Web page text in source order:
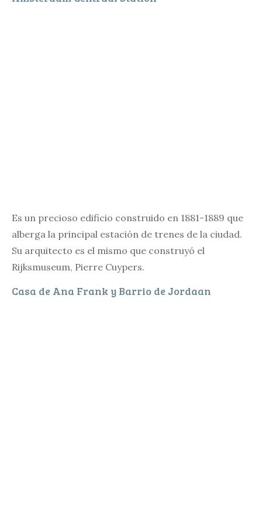
Es un precioso edificio construido en 1881-1889 que
alberga la principal estación de trenes de la ciudad.
Su arquitecto es el mismo que construyó el
Rijksmuseum, Pierre Cuypers.
Casa de Ana Frank y Barrio de Jordaan